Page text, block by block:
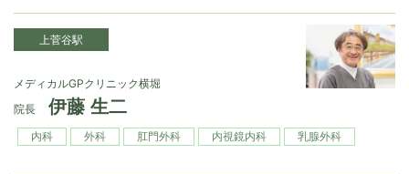
上菅谷駅
メディカルGPクリニック横堀
院長
伊藤 生二
内科 外科 肛門外科 内視鏡内科 乳腺外科